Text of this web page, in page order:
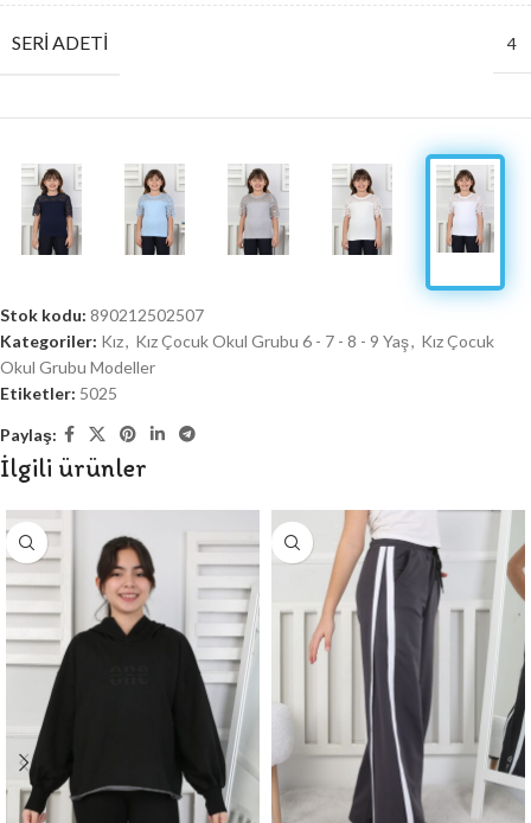
SERI ADETI 4
Stok kodu: 890212502507
Kategoriler: Kız, Kız Çocuk Okul Grubu 6 - 7 - 8 - 9 Yaş, Kız Çocuk
Okul Grubu Modeller
Etiketler: 5025
Paylaş:
İlgili ürünler